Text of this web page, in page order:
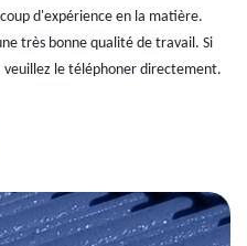
d'expérience en la matière.
très bonne qualité de travail. Si
veuillez le téléphoner directement.